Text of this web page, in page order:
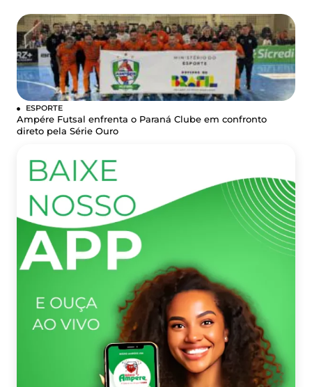
ESPORTE
Ampére Futsal enfrenta o Paraná Clube em confronto
direto pela Série Ouro